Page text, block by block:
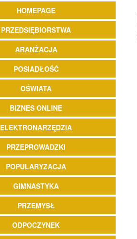
HOMEPAGE
PRZEDSIĘBIORSTWA
ARANŻACJA
POSIADŁOŚĆ
OŚWIATA
BIZNES ONLINE
ELEKTRONARZĘDZIA
PRZEPROWADZKI
POPULARYZACJA
GIMNASTYKA
PRZEMYSŁ
ODPOCZYNEK